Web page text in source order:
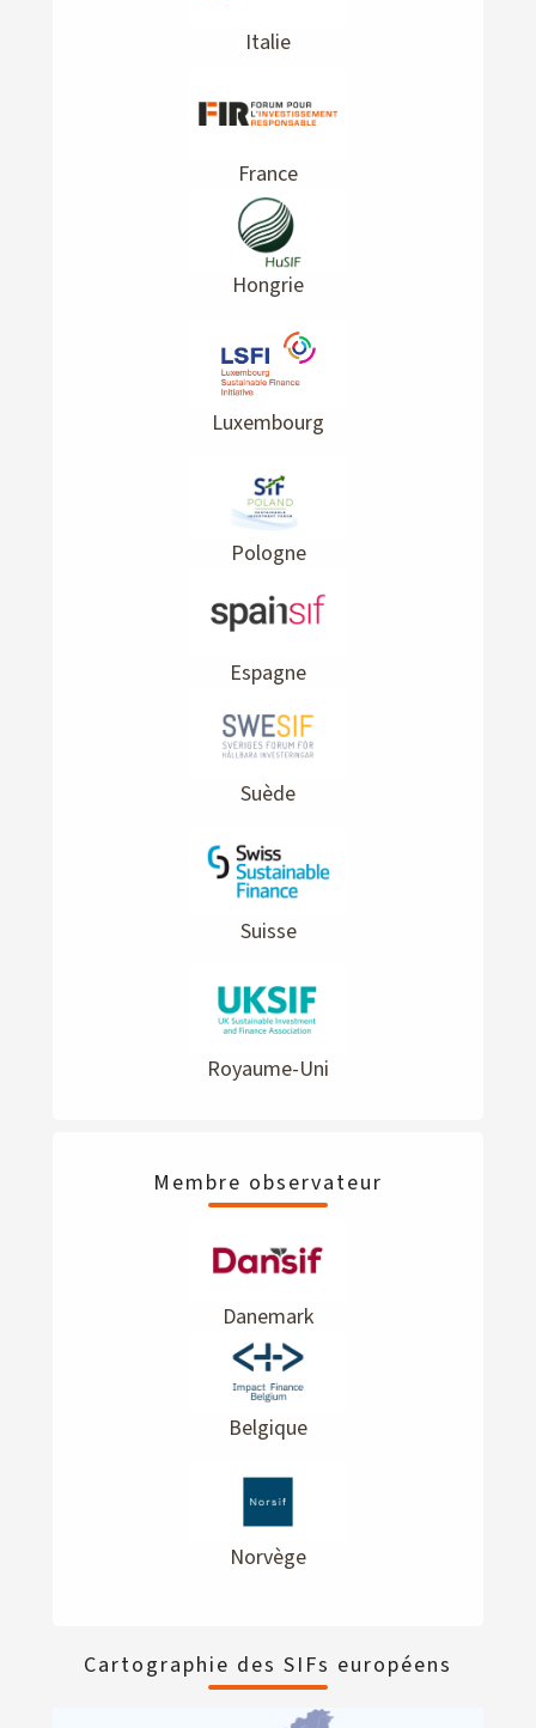
Italie
France
Hongrie
Luxembourg
Pologne
Espagne
Suède
Suisse
Royaume-Uni
Membre observateur
Danemark
Belgique
Norvège
Cartographie des SIFs européens